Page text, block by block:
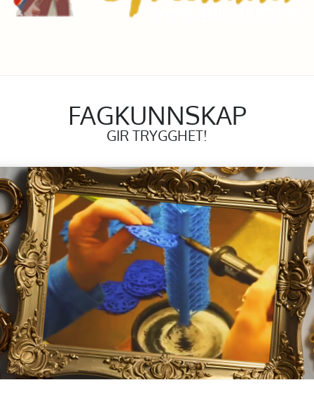
FAGKUNNSKAP
GIR TRYGGHET!